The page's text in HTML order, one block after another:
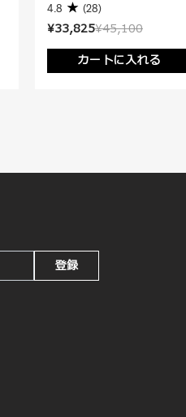
¥45,100
¥33,825
カートに入れる
4.8 (28)
登録